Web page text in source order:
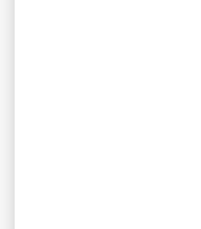
dans ce
● si vous avez
● si vous êtes
● si vous avez
● en cas de
cheveux) de
Avertissements